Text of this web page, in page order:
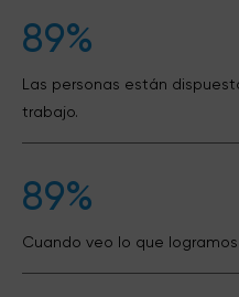
89%
Las personas están
trabajo.
89%
Cuando veo lo que